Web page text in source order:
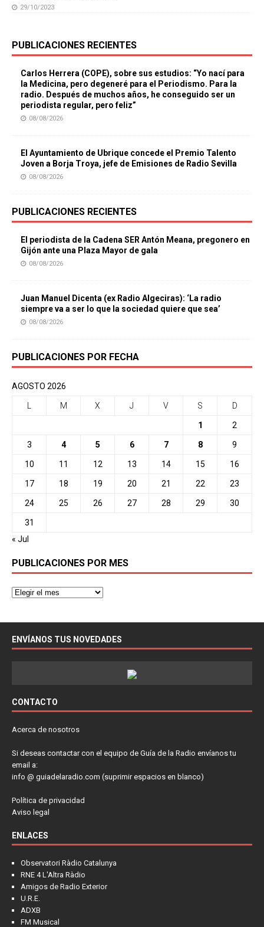
29/10/2023
PUBLICACIONES RECIENTES
Carlos Herrera (COPE), sobre sus estudios: “Yo nací para
la Medicina, pero degeneré para el Periodismo. Para la
radio. Después de muchos años, he conseguido ser un
periodista regular, pero feliz”
08/08/2026
El Ayuntamiento de Ubrique concede el Premio Talento
Joven a Borja Troya, jefe de Emisiones de Radio Sevilla
08/08/2026
PUBLICACIONES RECIENTES
El periodista de la Cadena SER Antón Meana, pregonero en
Gijón ante una Plaza Mayor de gala
08/08/2026
Juan Manuel Dicenta (ex Radio Algeciras): ‘La radio
siempre va a ser lo que la sociedad quiere que sea’
08/08/2026
PUBLICACIONES POR FECHA
AGOSTO 2026
M X J V S D
1 2
3 4 5 6 7 8 9
10 11 12 13 14 15 16
17 18 19 20 21 22 23
24 25 26 27 28 29 30
31
« Jul
PUBLICACIONES POR MES
ENVÍANOS TUS NOVEDADES
CONTACTO
Acerca de nosotros
Si deseas contactar con el equipo de Guía de la Radio envíanos tu
email a:
info @ guiadelaradio.com (suprimir espacios en blanco)
Política de privacidad
Aviso legal
ENLACES
Observatori Ràdio Catalunya
RNE 4 L'Altra Ràdio
Amigos de Radio Exterior
U.R.E.
ADXB
FM Musical